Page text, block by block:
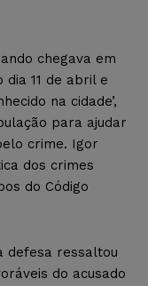
chegava em
11 de abril e
na cidade’,
para ajudar
crime. Igor
dos crimes
do Código
defesa ressaltou
do acusado